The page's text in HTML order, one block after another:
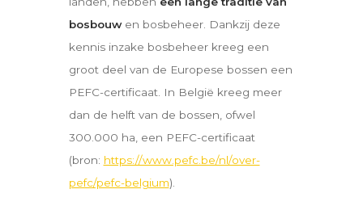
bosbouwen bosbeheer. Dankzij deze
kennis inzake bosbeheer kreeg een
groot deel van de Europese bossen een
PEFC-certificaat. In België kreeg meer
dan de helft van de bossen, ofwel
300.000 ha, een PEFC-certificaat
(bron: https://www.pefc.be/nl/over-
pefc/pefc-belgium).